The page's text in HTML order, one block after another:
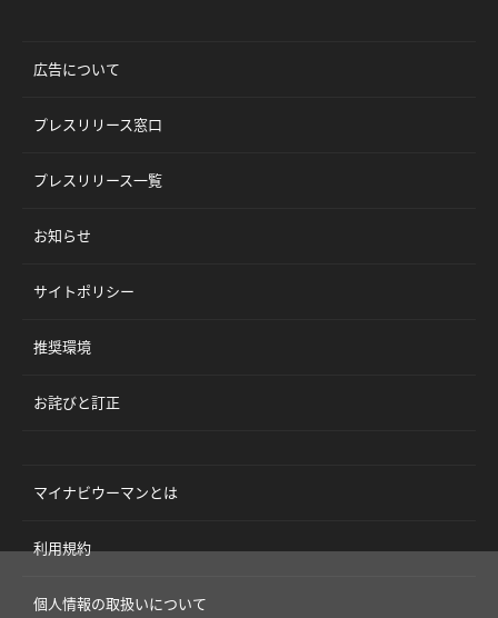
広告について
プレスリリース窓口
プレスリリース一覧
お知らせ
サイトポリシー
推奨環境
お詫びと訂正
マイナビウーマンとは
利用規約
個人情報の取扱いについて